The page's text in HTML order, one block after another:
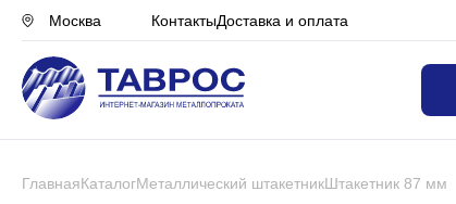
Москва КонтактыДоставка и оплата
Назад в меню
ГлавнаяКаталогМеталлический штакетникШтакетник 87 мм